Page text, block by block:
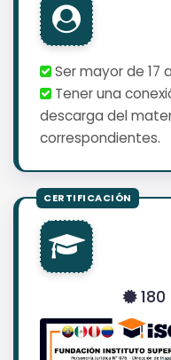
Ser mayor de 17
Tener una
descarga del
correspondientes.
180